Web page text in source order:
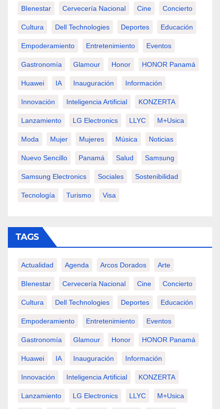
BIenestar Cervecería Nacional Cine Concierto
Cultura Dell Technologies Deportes Educación
Empoderamiento Entretenimiento Eventos
Gastronomía Glamour Honor HONOR Panamá
Huawei IA Inauguración Información
Innovación Inteligencia Artificial KONZERTA
Lanzamiento LG Electronics LLYC M+usica
Moda Mujer Mujeres Música Noticias
Nuevo Sencillo Panamá Salud Samsung
Samsung Electronics Sociales Sostenibilidad
Tecnología Turismo Visa
TAGS
Actualidad Agenda Arcos Dorados Arte
BIenestar Cervecería Nacional Cine Concierto
Cultura Dell Technologies Deportes Educación
Empoderamiento Entretenimiento Eventos
Gastronomía Glamour Honor HONOR Panamá
Huawei IA Inauguración Información
Innovación Inteligencia Artificial KONZERTA
Lanzamiento LG Electronics LLYC M+usica